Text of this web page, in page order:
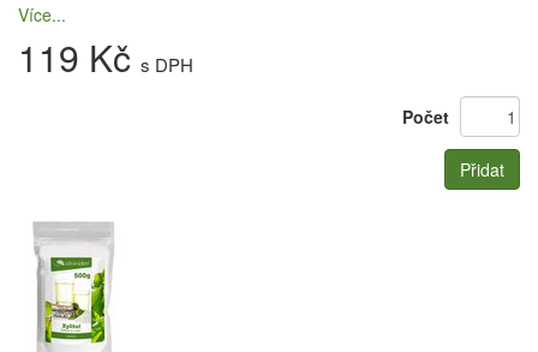
Více...
119 Kč s DPH
Počet
Přidat